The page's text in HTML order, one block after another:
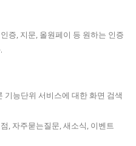
증, 지문, 올원페이 등 원하는 인증
기능단위 서비스에 대한 화면 검색
, 자주묻는질문, 새소식, 이벤트